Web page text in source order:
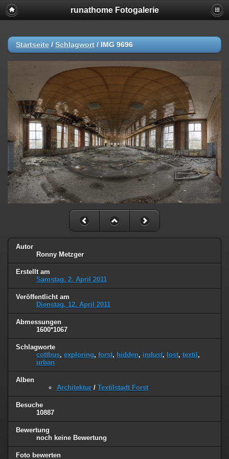
runathome Fotogalerie
Startseite / Schlagwort / IMG 9696
Autor
Ronny Metzger
Erstellt am
Samstag, 2. April 2011
Veröffentlicht am
Dienstag, 12. April 2011
Abmessungen
1600*1067
Schlagworte
cottbus, exploring, forst, hidden, indust, lost, textil ,
urban
Alben
Architektur / Textilstadt Forst
Besuche
10887
Bewertung
noch keine Bewertung
Foto bewerten